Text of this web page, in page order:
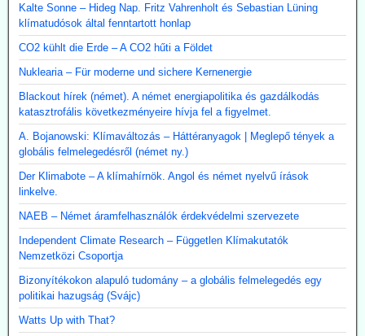
Kalte Sonne – Hideg Nap. Fritz Vahrenholt és Sebastian Lüning
klímatudósok által fenntartott honlap
CO2 kühlt die Erde – A CO2 hűti a Földet
Nuklearia – Für moderne und sichere Kernenergie
Blackout hírek (német). A német energiapolitika és gazdálkodás
katasztrofális következményeire hívja fel a figyelmet.
A. Bojanowski: Klímaváltozás – Háttéranyagok | Meglepő tények a
globális felmelegedésről (német ny.)
Der Klimabote – A klímahírnök. Angol és német nyelvű írások
linkelve.
NAEB – Német áramfelhasználók érdekvédelmi szervezete
Independent Climate Research – Független Klímakutatók
Nemzetközi Csoportja
Bizonyítékokon alapuló tudomány – a globális felmelegedés egy
politikai hazugság (Svájc)
Watts Up with That?